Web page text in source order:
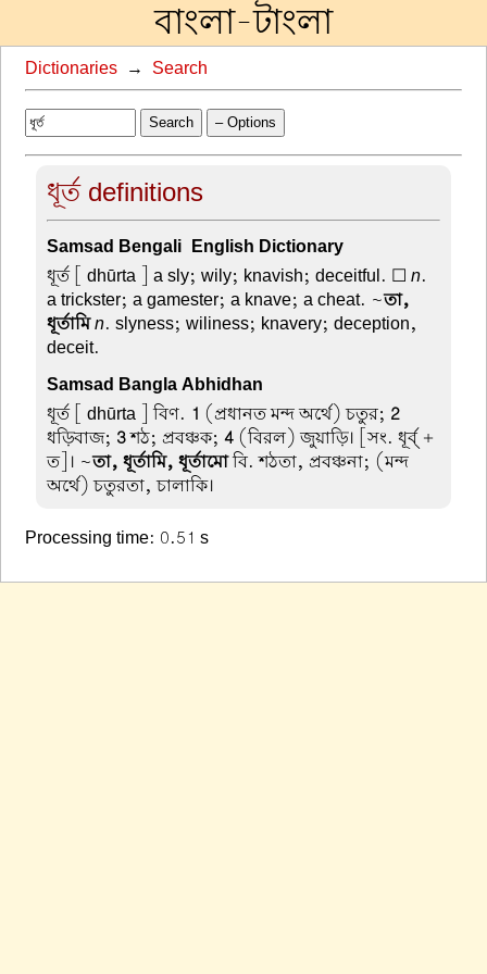
বাংলা-টাংলা
Dictionaries → Search
Search – Options
ধূর্ত definitions
Samsad Bengali-English Dictionary
ধূর্ত[ dhūrta ] a sly; wily; knavish; deceitful. ☐n.
a trickster; a gamester; a knave; a cheat. ~তা,
ধূর্তামিn. slyness; wiliness; knavery; deception,
deceit.
Samsad Bangla Abhidhan
ধূর্ত[ dhūrta ] বিণ. 1 (প্রধানত মন্দ অর্থে) চতুর; 2
ধড়িবাজ; 3শঠ; প্রবঞ্চক;4 (বিরল) জুয়াড়ি। [সং. ধূর্ব্ +
ত]। ~তা, ধূর্তামি, ধূর্তামোবি. শঠতা, প্রবঞ্চনা; (মন্দ
অর্থে) চতুরতা, চালাকি।
Processing time: 0.51 s